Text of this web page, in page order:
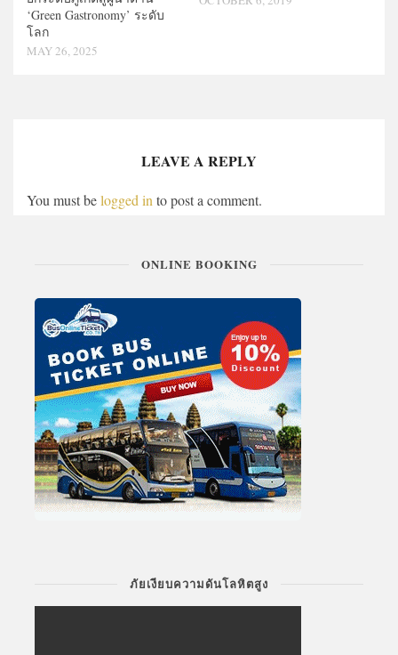
‘Green Gastronomy’ ระดับ
โลก
MAY 26, 2025
LEAVE A REPLY
You must belogged in to post a comment.
ONLINE BOOKING
ภัยเงียบความดันโลหิตสูง